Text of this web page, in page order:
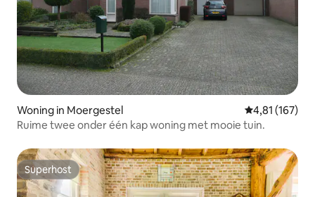
Woning in Moergestel Gemiddelde
4,81 (167)
Ruime twee onder één kap woning met mooie tuin.
Superhost
Superhost